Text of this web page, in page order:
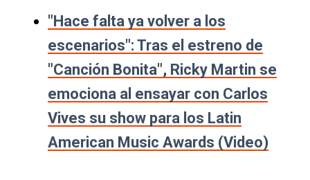
"Hace falta ya volver a los
escenarios": Tras el estreno de
"Canción Bonita", Ricky Martin se
emociona al ensayar con Carlos
Vives su show para los Latin
American Music Awards (Video)